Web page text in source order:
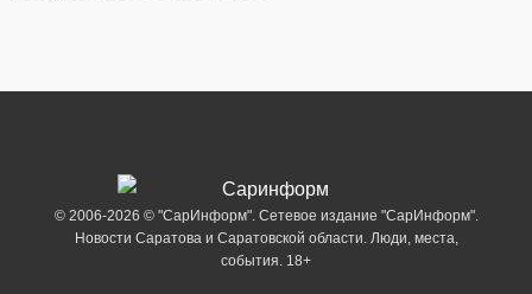
© 2006-2026 © "СарИнформ". Сетевое издание "СарИнформ".
Новости Саратова и Саратовской области. Люди, места,
события. 18+